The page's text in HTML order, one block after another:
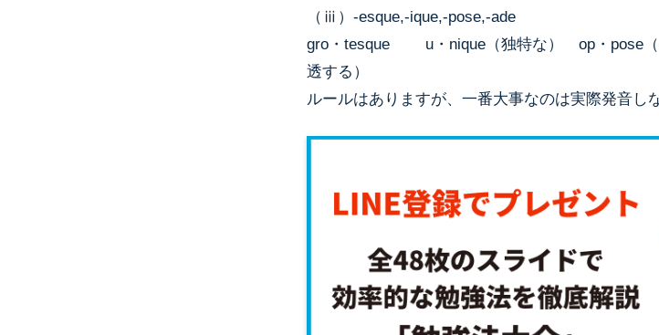
（ⅲ）-esque,-ique,-pose,-ade
gro・tesque u・nique（独特な） op・pose
透する）
ルールはありますが、一番大事なのは実際発音し